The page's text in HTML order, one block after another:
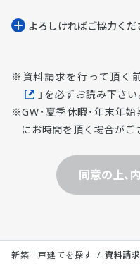
よろしければご協⼒くだ
資料請求を行って頂く
」を必ずお読み下さい
GW・夏季休暇・年末年
にお時間を頂く場合がご
同意の上、
新築一戸建てを探す 資料請求